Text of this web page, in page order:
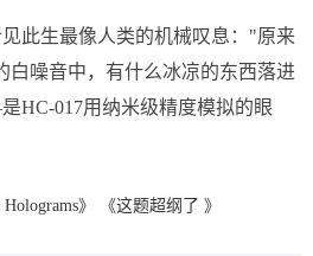
此生最像人类的机械叹息："原来
白噪音中，有什么冰凉的东西落进
HC-017用纳米级精度模拟的眼
Holograms》
《这题超纲了 》